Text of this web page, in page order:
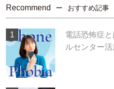
Recommend おすすめ記事
電話恐怖症
ルセンター